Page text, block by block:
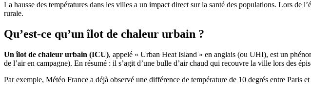
La hausse des températures dans les villes a un impact direct sur la santé des populations. Lors
rurale.
Qu’est-ce qu’un îlot de chaleur urbain ?
Un îlot de chaleur urbain (ICU), appelé « Urban Heat Island » en anglais (ou UHI), est un
de l’air en campagne). En résumé : il s’agit d’une bulle d’air chaud qui recouvre la ville lors des
Par exemple, Météo France a déjà observé une différence de température de 10 degrés entre